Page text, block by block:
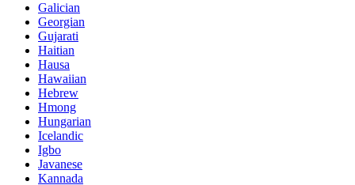
Galician
Georgian
Gujarati
Haitian
Hausa
Hawaiian
Hebrew
Hmong
Hungarian
Icelandic
Igbo
Javanese
Kannada